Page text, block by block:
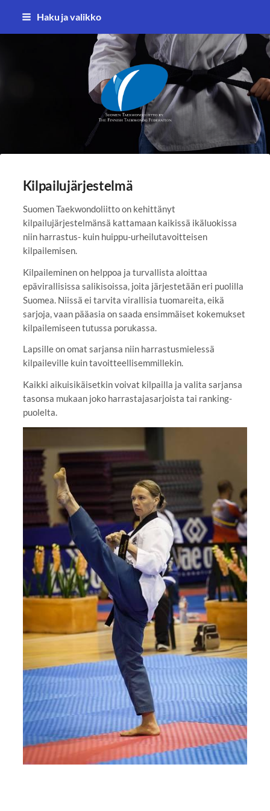
Siirry
Haku ja valikko
Suomen Taekwondoliitto ry
Kilpailujärjestelmä
Suomen Taekwondoliitto on kehittänyt
kilpailujärjestelmänsä kattamaan kaikissä ikäluokissa
niin harrastus- kuin huippu-urheilutavoitteisen
kilpailemisen.
Kilpaileminen on helppoa ja turvallista aloittaa
epävirallisissa salikisoissa, joita järjestetään eri puolilla
Suomea. Niissä ei tarvita virallisia tuomareita, eikä
sarjoja, vaan pääasia on saada ensimmäiset kokemukset
kilpailemiseen tutussa porukassa.
Lapsille on omat sarjansa niin harrastusmielessä
kilpaileville kuin tavoitteellisemmillekin.
Kaikki aikuisikäisetkin voivat kilpailla ja valita sarjansa
tasonsa mukaan joko harrastajasarjoista tai ranking-
puolelta.